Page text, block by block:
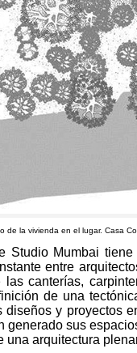
de la vivienda en el lugar. Casa
Studio Mumbai
entre
las canterías,
de una
diseños y proyectos
generado sus
una arquitectura